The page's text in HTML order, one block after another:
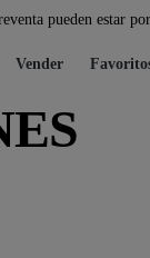
pueden estar
Vender